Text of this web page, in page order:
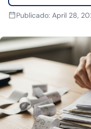
Publicado: April 28,